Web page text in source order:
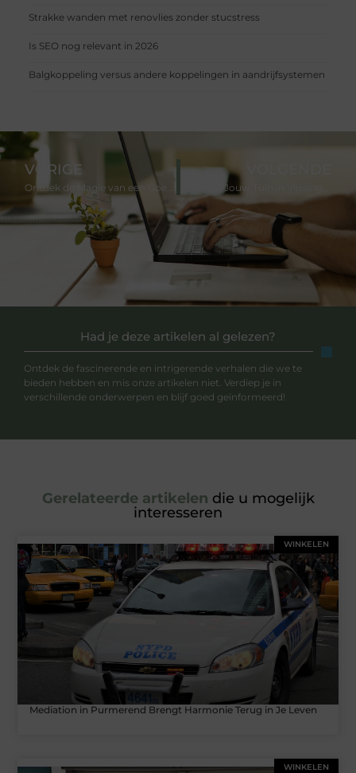
Strakke wanden met renovlies zonder stucstress
Is SEO nog relevant in 2026
Balgkoppeling versus andere koppelingen in aandrijfsystemen
Had je deze artikelen al gelezen?
Ontdek de fascinerende en intrigerende verhalen die we te
bieden hebben en mis onze artikelen niet. Verdiep je in
verschillende onderwerpen en blijf goed geïnformeerd!
VORIGE
Gerelateerde artikelen die u mogelijk
interesseren
WINKELEN
Mediation in Purmerend Brengt Harmonie Terug in Je Leven
WINKELEN